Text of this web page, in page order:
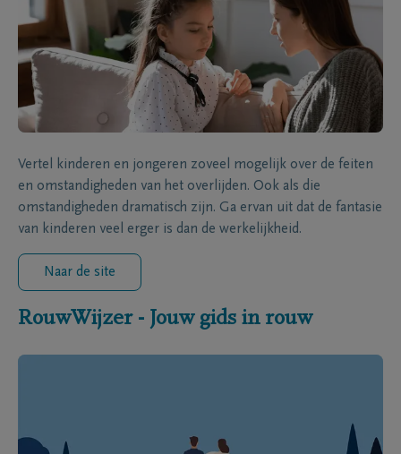
Vertel kinderen en jongeren zoveel mogelijk over de feiten
en omstandigheden van het overlijden. Ook als die
omstandigheden dramatisch zijn. Ga ervan uit dat de fantasie
van kinderen veel erger is dan de werkelijkheid.
Naar de site
RouwWijzer - Jouw gids in rouw